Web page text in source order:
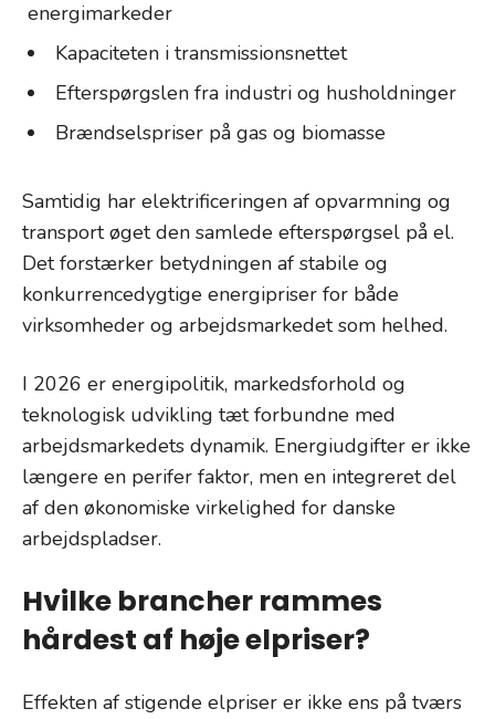
energimarkeder
Kapaciteten i transmissionsnettet
Efterspørgslen fra industri og husholdninger
Brændselspriser på gas og biomasse
Samtidig har elektrificeringen af opvarmning og
transport øget den samlede efterspørgsel på el.
Det forstærker betydningen af stabile og
konkurrencedygtige energipriser for både
virksomheder og arbejdsmarkedet som helhed.
I 2026 er energipolitik, markedsforhold og
teknologisk udvikling tæt forbundne med
arbejdsmarkedets dynamik. Energiudgifter er ikke
længere en perifer faktor, men en integreret del
af den økonomiske virkelighed for danske
arbejdspladser.
Hvilke brancher rammes
hårdest af høje elpriser?
Effekten af stigende elpriser er ikke ens på tværs